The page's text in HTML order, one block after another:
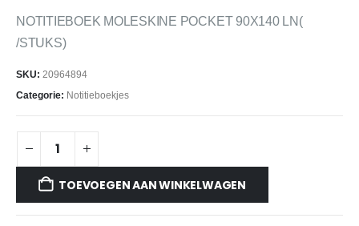
NOTITIEBOEK MOLESKINE POCKET 90X140 LN(
/STUKS)
SKU: 20964894
Categorie: Notitieboekjes
TOEVOEGEN AAN WINKELWAGEN